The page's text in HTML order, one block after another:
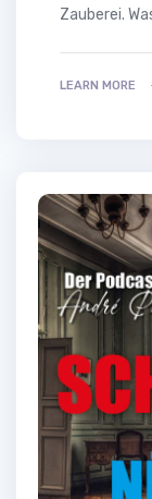
Zauberei.
LEARN MORE